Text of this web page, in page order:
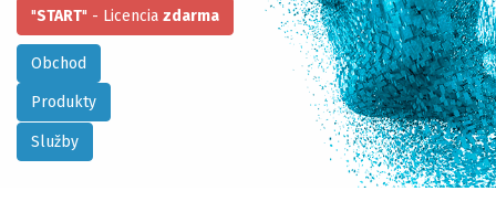
"START" - Licencia zdarma
Obchod
Produkty
Služby